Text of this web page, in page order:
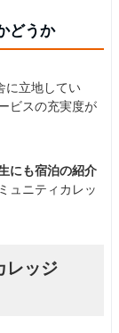
どうか
に立地してい
ビスの充実度が
にも宿泊の紹介
ュニティカレッ
レッジ